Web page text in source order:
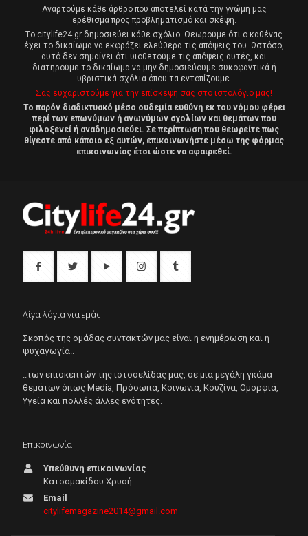
Αναρτούμε κάθε άρθρο που αποτελεί κατά την γνώμη μας
ερέθισμα προς προβληματισμό και σκέψη.
Tο citylife24.gr δημοσιεύει κάθε σχόλιο. Θεωρούμε ότι ο καθένας
έχει το δικαίωμα να εκφράζει ελεύθερα τις απόψεις του. Ωστόσο,
αυτό δεν σημαίνει ότι υιοθετούμε τις απόψεις αυτές, και
διατηρούμε το δικαίωμα να μην δημοσιεύουμε συκοφαντικά ή
υβριστικά σχόλια όπου τα εντοπίζουμε.
Σας ευχαριστούμε για την επίσκεψη σας στο ιστολόγιο μας!
Το παρόν διαδικτυακό μέσο ουδεμία ευθύνη εκ του νόμου φέρει
περί των επωνύμων ή ανωνύμων σχολίων και θεμάτων που
φιλοξενεί ή αναδημοσιεύει. Σε περίπτωση που θεωρείτε πως
θίγεστε από κάποιο εξ αυτών, επικοινωνήστε μέσω της φόρμας
επικοινωνίας έτσι ώστε να αφαιρεθεί.
Λίγα λόγια για εμάς
Σκοπός της ομάδας συντακτών μας είναι η ενημέρωση και η
ψυχαγωγία..
..των επισκεπτών της ιστοσελίδας μας, σε μία μεγάλη γκάμα
θεμάτων όπως Μedia, Πρόσωπα, Κοινωνία, Κουζίνα, Ομορφιά,
Υγεία και πολλές άλλες ενότητες.
Επικοινωνία
Υπεύθυνη επικοινωνίας
Κατσαμακίδου Χρυσή
Email
citylifemagazine2014@gmail.com